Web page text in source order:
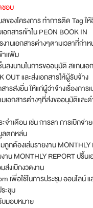
อบ
ของโครงการ ทำการติด Tag ใ
อกสารเข้าใน PEON BOOK IN
านเอกสารต่างๆตามเวลาที่กำห
าแฟ้ม
นลงนามในการขออนุมัติ สแกนเ
OUT และส่งเอกสารให้ผู้รับจ้าง
ารส่งยื่น ให้แก่ผู้ว่าจ้างเรื่องการ
เอกสารต่างๆที่ส่งขออนุมัติและ
จำเดือน เช่น การลา การเบิกจ่า
ลตกหล่น
ถูกต้องเล่มรายงาน
าน MONTHLY REPORT ปริ้นเ
ส่งเบิกงวดงาน
เพื่อใช้ในการประชุม ออนไลน์ แ
ะชุม
บมอบหมาย